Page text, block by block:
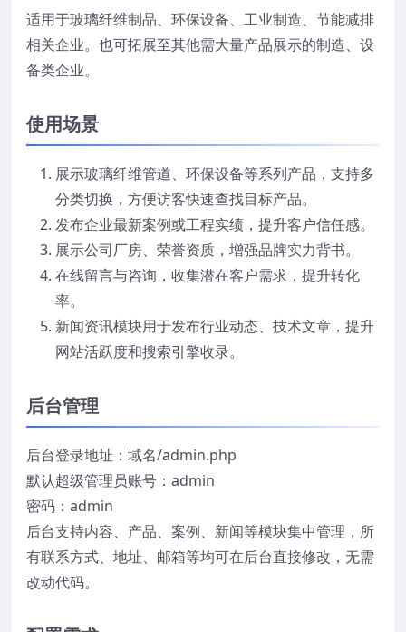
适用于玻璃纤维制品、环保设备、工业制造、节能减排
相关企业。也可拓展至其他需大量产品展示的制造、设
备类企业。
使用场景
展示玻璃纤维管道、环保设备等系列产品，支持多
分类切换，方便访客快速查找目标产品。
发布企业最新案例或工程实绩，提升客户信任感。
展示公司厂房、荣誉资质，增强品牌实力背书。
在线留言与咨询，收集潜在客户需求，提升转化
率。
新闻资讯模块用于发布行业动态、技术文章，提升
网站活跃度和搜索引擎收录。
后台管理
后台登录地址：域名/admin.php
默认超级管理员账号：admin
密码：admin
后台支持内容、产品、案例、新闻等模块集中管理，所
有联系方式、地址、邮箱等均可在后台直接修改，无需
改动代码。